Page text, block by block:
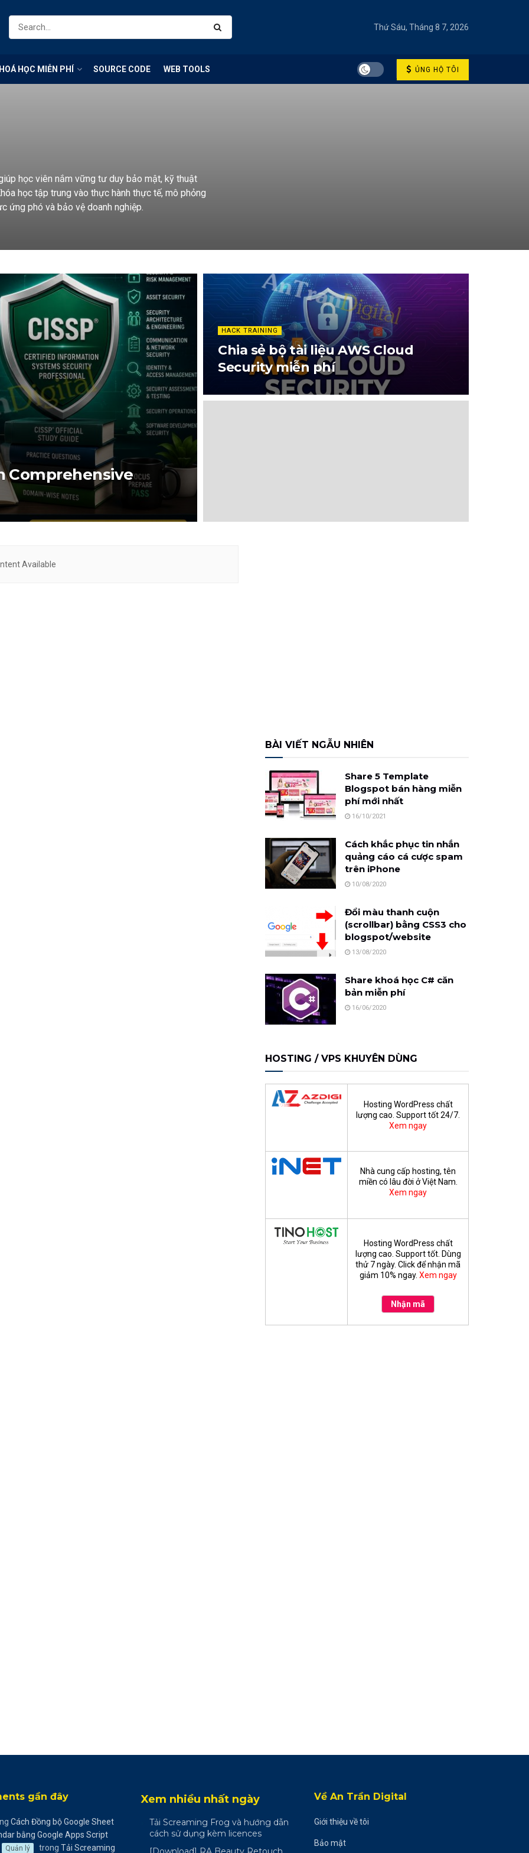
Thứ Sáu, Tháng 8 7, 2026
HỌC MIỄN PHÍ SOURCE CODE WEB TOOLS ỦNG HỘ TÔI
học viên nắm vững tư duy bảo mật, kỹ thuật
học tập trung vào thực hành thực tế, mô phỏng
ứng phó và bảo vệ doanh nghiệp.
Comprehensive
HACK TRAINING
Chia sẻ bộ tài liệu AWS Cloud
Security miễn phí
Available
BÀI VIẾT NGẪU NHIÊN
Share 5 Template
Blogspot bán hàng miễn
phí mới nhất
16/10/2021
Cách khắc phục tin nhắn
quảng cáo cá cược spam
trên iPhone
10/08/2020
Đổi màu thanh cuộn
(scrollbar) bằng CSS3 cho
blogspot/website
13/08/2020
Share khoá học C# căn
bản miễn phí
16/06/2020
HOSTING / VPS KHUYÊN DÙNG
Hosting WordPress chất
lượng cao. Support tốt 24/7.
Xem ngay
Nhà cung cấp hosting, tên
miền có lâu đời ở Việt Nam.
Xem ngay
Hosting WordPress chất
lượng cao. Support tốt. Dùng
thử 7 ngày. Click để nhận mã
giảm 10% ngay. Xem ngay
Nhận mã
gần đây
Cách Đồng bộ Google Sheet
bằng Google Apps Script
Quản lý trong Tải Screaming
Xem nhiều nhất ngày
Tải Screaming Frog và hướng dẫn
cách sử dụng kèm licences
Về An Trần Digital
Giới thiệu về tôi
Bảo mật